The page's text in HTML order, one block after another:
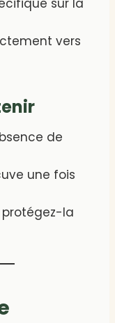
sur la
vers
de
une fois
protégez-la